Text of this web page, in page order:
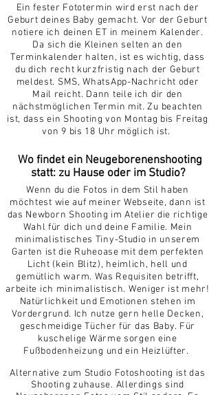
Ein fester Fototermin wird erst nach der
Geburt deines Baby gemacht. Vor der Geburt
notiere ich deinen ET in meinem Kalender.
Da sich die Kleinen selten an den
Terminkalender halten, ist es wichtig, dass
du dich recht kurzfristig nach der Geburt
meldest. SMS, WhatsApp-Nachricht oder
Mail reicht. Dann teile ich dir den
nächstmöglichen Termin mit.Zu beachten
ist, dass ein Shooting von Montag bis Freitag
von 9 bis 18 Uhr möglich ist.
Wo findet ein Neugeborenenshooting
statt: zu Hause oder im Studio?
Wenn du die Fotos in dem Stil haben
möchtest wie auf meiner Webseite, dann ist
das Newborn Shooting im Atelier die richtige
Wahl für dich und deine Familie. Mein
minimalistisches Tiny-Studio in unserem
Garten ist die Ruheoase mit dem perfekten
Licht (kein Blitz), heimlich, hell und
gemütlich warm. Was Requisiten betrifft,
arbeite ich minimalistisch. Weniger ist mehr!
Natürlichkeit und Emotionen stehen im
Vordergrund. Ich nutze gern helle Decken,
geschmeidige Tücher für das Baby. Für
kuschelige Wärme sorgen eine
Fußbodenheizung und ein Heizlüfter.
Alternative zum Studio Fotoshooting ist das
Shooting zuhause. Allerdings sind